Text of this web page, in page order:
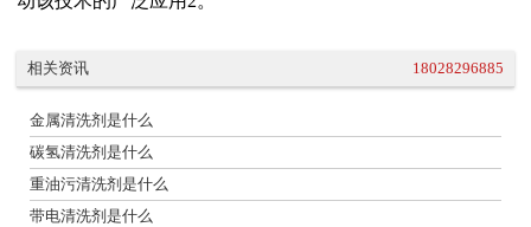
相关资讯 18028296885
金属清洗剂是什么
碳氢清洗剂是什么
重油污清洗剂是什么
带电清洗剂是什么